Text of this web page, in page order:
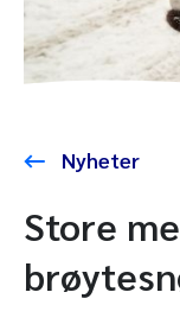
Nyheter
Store